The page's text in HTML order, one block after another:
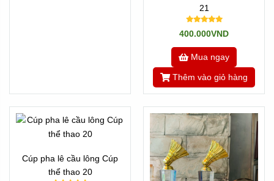
cúp pha lê
này. Đồng thời là xưởng sản xuất trực tiếp những
sản phẩm mà cúp nhập không đáp ứng được. Nên chúng
Vơi hơn 10 năm trong nghề, chúng tôi tự hào là đơn vị có
Xem thêm các mẫu khác ở đây như:Click Tất cả sản
phẩm về Cúp Sản xuất ở VN
Mẫu Cúp kim loại
21
400.000VND
Mua ngay
Thêm vào giỏ hàng
Cúp pha lê cầu lông Cúp
thể thao 20